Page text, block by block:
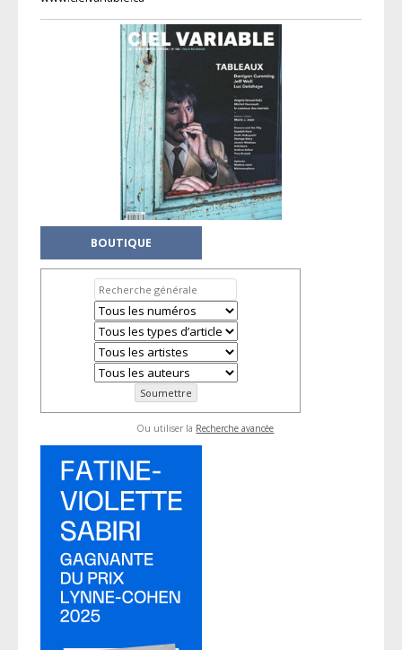
BOUTIQUE
Ou utiliser la Recherche avancée